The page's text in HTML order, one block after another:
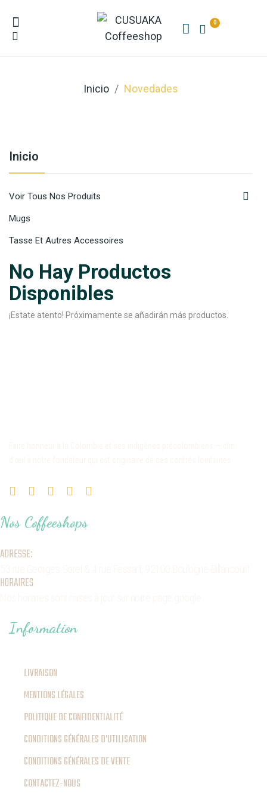
0
Inicio Novedades
Inicio
Voir Tous Nos Produits 
Mugs
Tasse Et Autres Accessoires
No Hay Productos
Disponibles
¡Estate atento! Próximamente se añadirán más productos.
Nos Coffeeshops
ADRESSE:
HORAIRES
Information
LIVRAISON
MENTIONS LÉGALES
POLITIQUE DE CONFIDENTIALITÉ
CONDITIONS GÉNÉRALES D'UTILISATION
CONDITIONS GÉNÉRALES DE VENTE
CONTACTEZ-NOUS